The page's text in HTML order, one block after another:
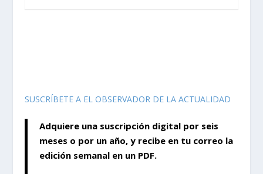
SUSCRÍBETE A EL OBSERVADOR DE LA ACTUALIDAD
Adquiere una suscripción digital por seis
meses o por un año, y recibe en tu correo la
edición semanal en un PDF.